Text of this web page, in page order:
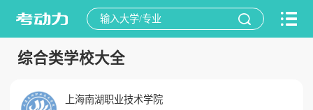
综合类学校大全
上海南湖职业技术学院